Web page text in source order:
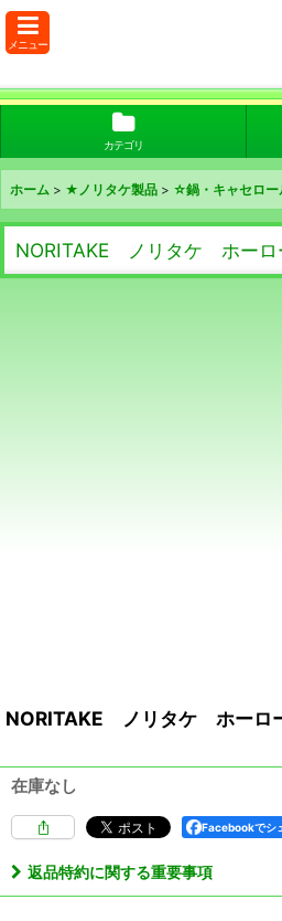
メニュー
カテゴリ
ホーム > ★ノリタケ製品 > ☆鍋・キャセロー
NORITAKE ノリタケ ホーロ
NORITAKE ノリタケ ホーロ
在庫なし
Facebookでシ
返品特約に関する重要事項